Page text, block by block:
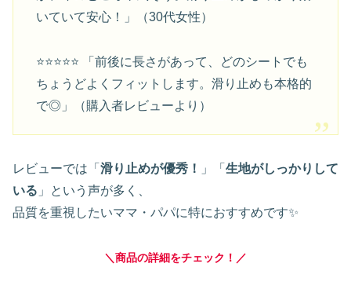
いていて安心！」（30代女性）
⭐⭐⭐⭐⭐ 「前後に長さがあって、どのシートでも
ちょうどよくフィットします。滑り止めも本格的
で◎」（購入者レビューより）
レビューでは「 滑り止めが優秀！ 」「 生地がしっかりして
いる 」という声が多く、
品質を重視したいママ・パパに特におすすめです✨
＼商品の詳細をチェック！／